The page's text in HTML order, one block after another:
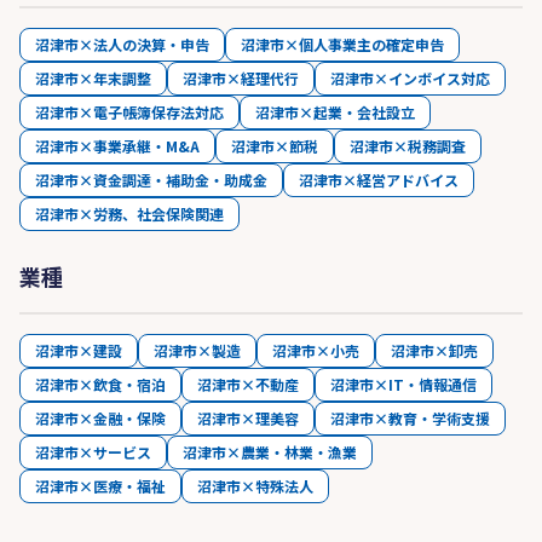
沼津市×法人の決算・申告
沼津市×個人事業主の確定申告
沼津市×年末調整
沼津市×経理代行
沼津市×インボイス対応
沼津市×電子帳簿保存法対応
沼津市×起業・会社設立
沼津市×事業承継・M&A
沼津市×節税
沼津市×税務調査
沼津市×資金調達・補助金・助成金
沼津市×経営アドバイス
沼津市×労務、社会保険関連
業種
沼津市×建設 沼津市×製造 沼津市×小売
沼津市×卸売
沼津市×飲食・宿泊
沼津市×不動産
沼津市×IT・情報通信
沼津市×金融・保険
沼津市×理美容
沼津市×教育・学術支援
沼津市×サービス
沼津市×農業・林業・漁業
沼津市×医療・福祉
沼津市×特殊法人